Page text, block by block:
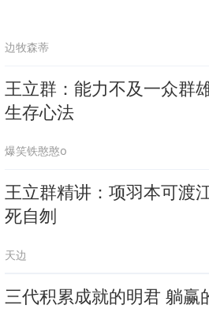
边牧森蒂
王立群：能力不及一众群
生存心法
爆笑铁憨憨o
王立群精讲：项羽本可渡
死自刎
天边
三代积累成就的明君 躺赢